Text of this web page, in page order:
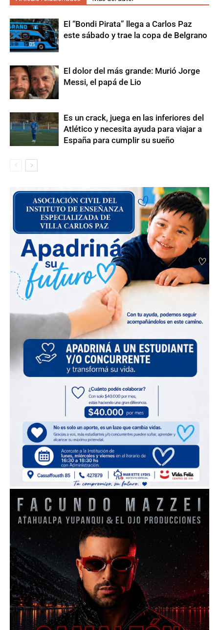
El “Bondi Pirata” llega a Carlos Paz
este sábado y trae la copa de Belgrano
El dolor del más grande: Murió Jorge
Messi, el papá de Lio
Es un crack, juega en las inferiores del
Atlético y necesita ayuda para viajar a
España para cumplir su sueño